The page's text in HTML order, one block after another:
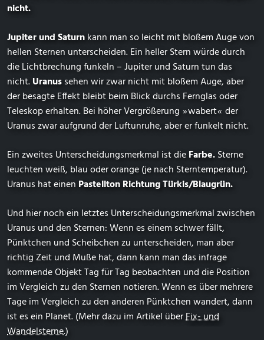
nicht.
Jupiter und Saturnkann man so leicht mit bloßem Auge von
hellen Sternen unterscheiden. Ein heller Stern würde durch
die Lichtbrechung funkeln – Jupiter und Saturn tun das
nicht.Uranussehen wir zwar nicht mit bloßem Auge, aber
der besagte Effekt bleibt beim Blick durchs Fernglas oder
Teleskop erhalten. Bei höher Vergrößerung ⁠ ⁠»⁠ ⁠wabert⁠ ⁠«⁠ ⁠ der
Uranus zwar aufgrund der Luftunruhe, aber er funkelt nicht.
Ein zweites Unterscheidungsmerkmal ist dieFarbe.Sterne
leuchten weiß, blau oder orange (je nach Sterntemperatur).
Uranus hat einen Pastellton Richtung Türkis/Blaugrün.
Und hier noch ein letztes Unterscheidungsmerkmal zwischen
Uranus und den Sternen: Wenn es einem schwer fällt,
Pünktchen und Scheibchen zu unterscheiden, man aber
richtig Zeit und Muße hat, dann kann man das infrage
kommende Objekt Tag für Tag beobachten und die Position
im Vergleich zu den Sternen notieren. Wenn es über mehrere
Tage im Vergleich zu den anderen Pünktchen wandert, dann
ist es ein Planet. (Mehr dazu im Artikel überFix- und
Wandelsterne.)